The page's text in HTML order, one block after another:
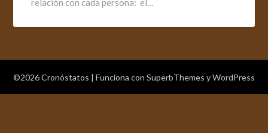
relación con cada persona: el…
©2026 Cronóstatos | Funciona con SuperbThemes y WordPress